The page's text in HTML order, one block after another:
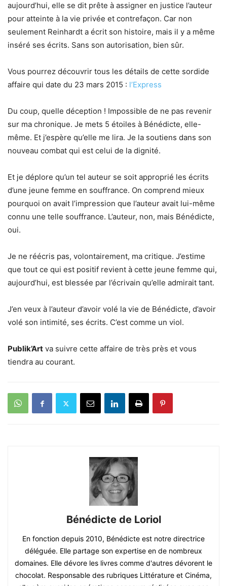
aujourd’hui, elle se dit prête à assigner en justice l’auteur
pour atteinte à la vie privée et contrefaçon. Car non
seulement Reinhardt a écrit son histoire, mais il y a même
inséré ses écrits. Sans son autorisation, bien sûr.
Vous pourrez découvrir tous les détails de cette sordide
affaire qui date du 23 mars 2015 : l’Express
Du coup, quelle déception ! Impossible de ne pas revenir
sur ma chronique. Je mets 5 étoiles à Bénédicte, elle-
même. Et j’espère qu’elle me lira. Je la soutiens dans son
nouveau combat qui est celui de la dignité.
Et je déplore qu’un tel auteur se soit approprié les écrits
d’une jeune femme en souffrance. On comprend mieux
pourquoi on avait l’impression que l’auteur avait lui-même
connu une telle souffrance. L’auteur, non, mais Bénédicte,
oui.
Je ne réécris pas, volontairement, ma critique. J’estime
que tout ce qui est positif revient à cette jeune femme qui,
aujourd’hui, est blessée par l’écrivain qu’elle admirait tant.
J’en veux à l’auteur d’avoir volé la vie de Bénédicte, d’avoir
volé son intimité, ses écrits. C’est comme un viol.
Publik’Art va suivre cette affaire de très près et vous
tiendra au courant.
Bénédicte de Loriol
En fonction depuis 2010, Bénédicte est notre directrice
déléguée. Elle partage son expertise en de nombreux
domaines. Elle dévore les livres comme d'autres dévorent le
chocolat. Responsable des rubriques Littérature et Cinéma,